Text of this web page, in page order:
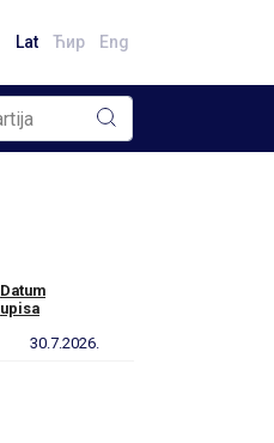
Lat Ћир Eng
Datum
upisa
30.7.2026.